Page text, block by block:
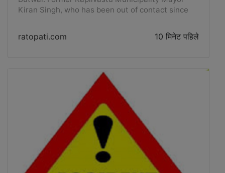
Kiran Singh, who has been out of contact since
the police are continuously searching with the
help of security agencies and locals, no
trained dogs and drones from the 'K-9' unit of
Bhairahawa-based Gautam Buddha International
Airport in the Dhekari forest area of
Buddhabhumi Municipality- where Singh went out
of contact. However, the police stated that no
concrete information was obtained even from
that.Singh went out of contact from the Dhekari
forest around 3:30...
ratopati.com 10 मिनेट पहिले